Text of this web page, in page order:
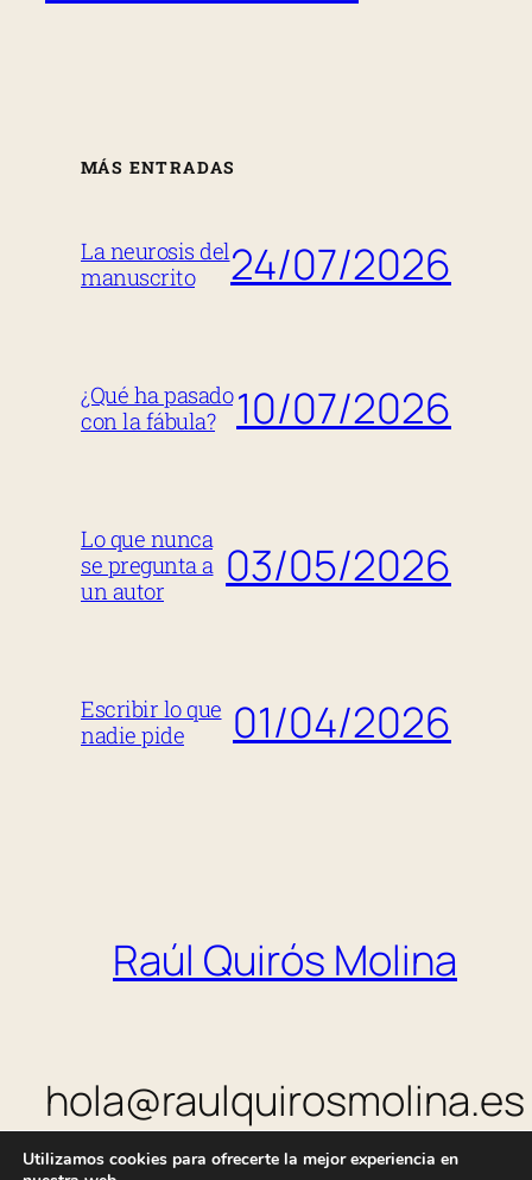
MÁS ENTRADAS
La neurosis del
manuscrito
24/07/2026
¿Qué ha pasado
con la fábula?
10/07/2026
Lo que nunca
se pregunta a
un autor
03/05/2026
Escribir lo que
nadie pide
01/04/2026
Raúl Quirós Molina
hola@raulquirosmolina.es
Utilizamos cookies para ofrecerte la mejor experiencia en